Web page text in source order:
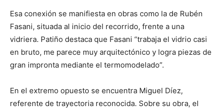
Esa conexión se manifiesta en obras como la de Rubén
Fasani, situada al inicio del recorrido, frente a una
vidriera. Patiño destaca que Fasani “trabaja el vidrio casi
en bruto, me parece muy arquitectónico y logra piezas de
gran impronta mediante el termomodelado”.
En el extremo opuesto se encuentra Miguel Díez,
referente de trayectoria reconocida. Sobre su obra, el